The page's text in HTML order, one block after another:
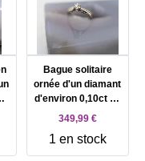
Bague solitaire
ornée d'un diamant
d'environ 0,10ct Or
750 Millième (18
349,99 €
1 en stock